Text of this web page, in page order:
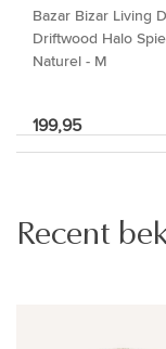
Bazar Bizar Living
Driftwood Halo
Naturel - M
199,95
Recent